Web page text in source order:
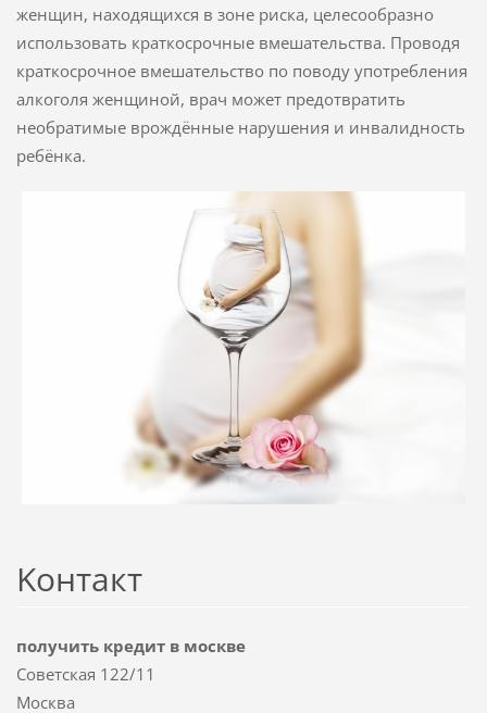
женщин, находящихся в зоне риска, целесообразно
использовать краткосрочные вмешательства. Проводя
краткосрочное вмешательство по поводу употребления
алкоголя женщиной, врач может предотвратить
необратимые врождённые нарушения и инвалидность
ребёнка.
Koнтакт
получить кредит в москве
Советская 122/11
Москва